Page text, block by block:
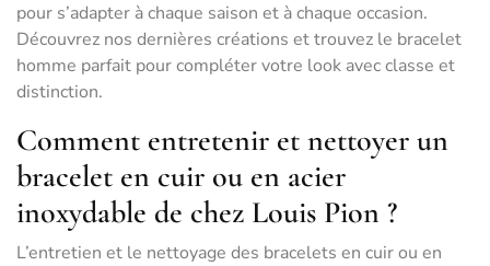
pour s’adapter à chaque saison et à chaque occasion.
Découvrez nos dernières créations et trouvez le bracelet
homme parfait pour compléter votre look avec classe et
distinction.
Comment entretenir et nettoyer un
bracelet en cuir ou en acier
inoxydable de chez Louis Pion ?
L’entretien et le nettoyage des bracelets en cuir ou en